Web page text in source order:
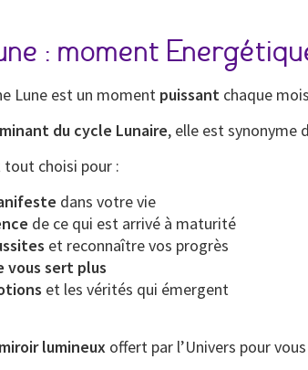
: moment
Lune est un moment puissant chaque
du cycle Lunaire, elle est synonyme
tout choisi pour :
dans votre vie
de ce qui est arrivé à maturité
et reconnaître vos progrès
vous sert plus
et les vérités qui émergent
miroir lumineux offert par l’Univers pour